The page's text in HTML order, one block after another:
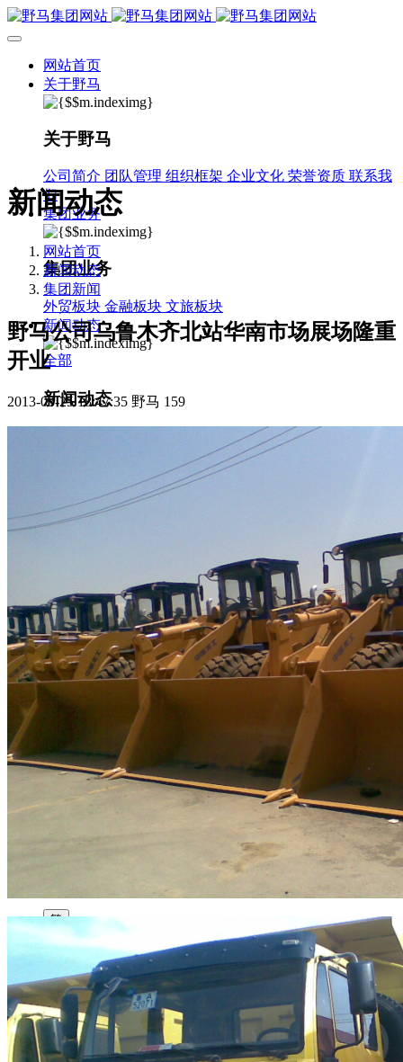
网站首页
关于野马
关于野马
公司简介 团队管理 组织框架 企业文化 荣誉资质 联系我
们
集团业务
集团业务
外贸板块 金融板块 文旅板块
新闻动态
全部
新闻动态
人才招聘
社会招聘 校园招聘
视觉文化
全部
视觉文化
汗血马助力新疆文旅
伊犁州霍城古城巡游
北屯市185团巡游
伊犁霍城县晃晃
村巡游 阿勒泰北屯市巡游 阿勒泰布尔津县巡游
伊犁州
察布查尔县巡游 伊犁昭苏巡游 赛里木湖巡游
园区风采
客房 园区 汗血马基地 F座
国家记忆A馆 国家记忆B馆 红山玉馆 酒店大厅 料
小厨 酒窖
繁
新闻动态
网站首页
新闻动态
集团新闻
野马公司乌鲁木齐北站华南市场展场隆重
开业
2013-03-25 18:47:35 野马 159